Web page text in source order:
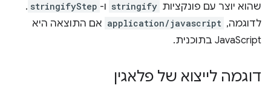
שהוא יוצר עם פונקציות stringify ו- stringifyStep
.
לדוגמה, application/javascript אם התוצאה היא
JavaScript בתוכנית.
דוגמה לייצוא של פלאגין